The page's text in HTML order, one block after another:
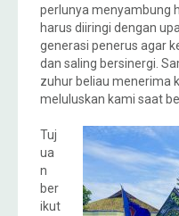
perlunya menyambung
harus diiringi dengan
generasi penerus agar
dan saling bersinergi.
zuhur beliau menerima
meluluskan kami saat
Tuj
ua
n
ber
ikut